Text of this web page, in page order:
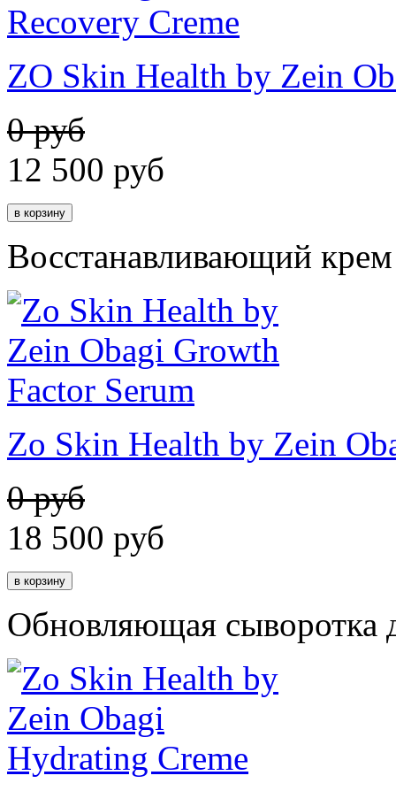
ZO Skin Health by Zein
0 руб
12 500 руб
Восстанавливающий
Zo Skin Health by Zein
0 руб
18 500 руб
Обновляющая сыворотка